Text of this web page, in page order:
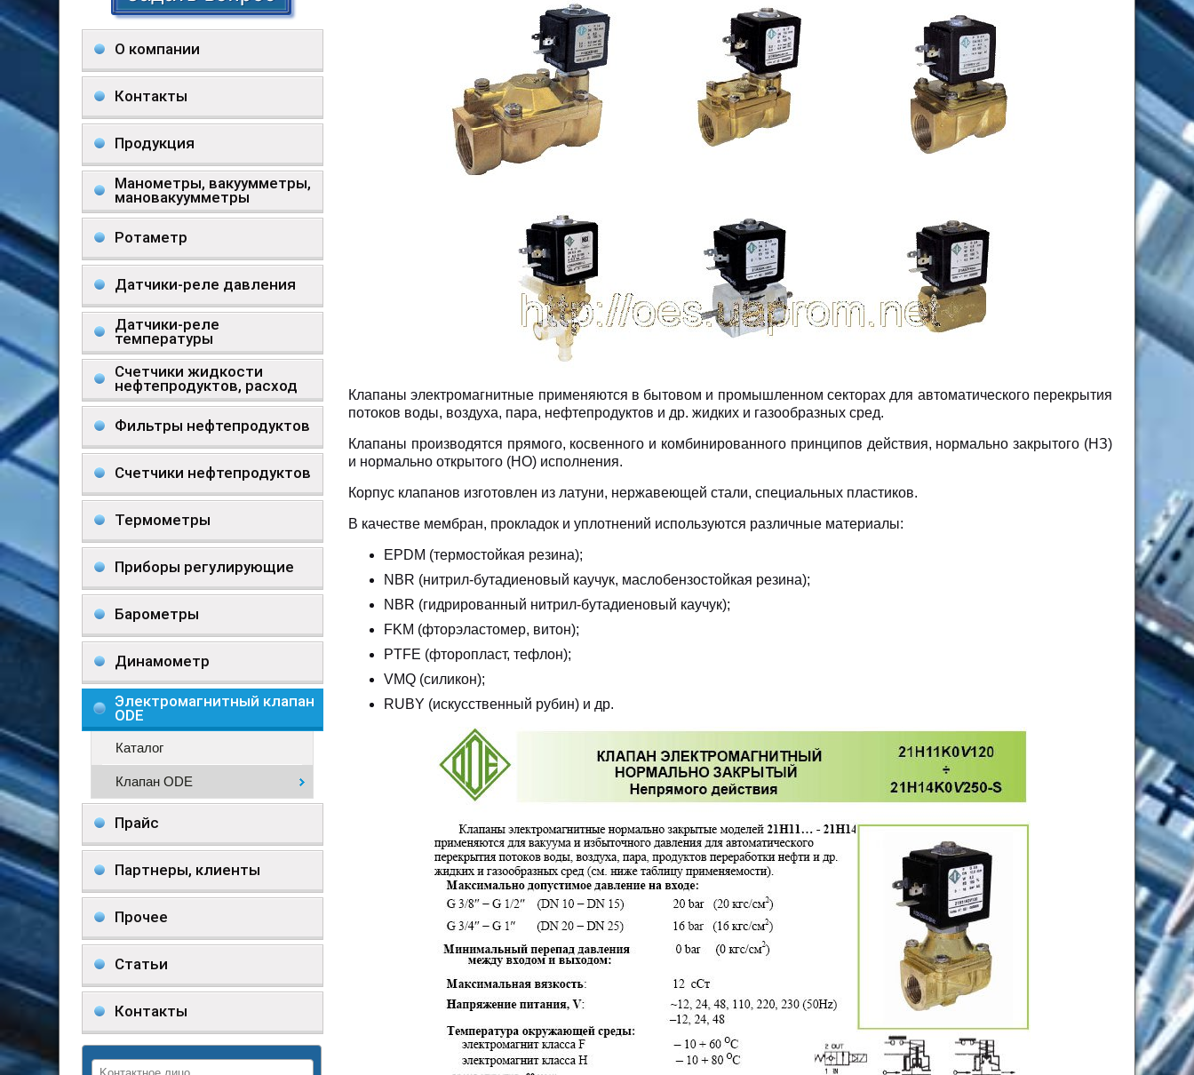
О компании
Контакты
Продукция
Манометры, вакуумметры,
мановакуумметры
Ротаметр
Датчики-реле давления
Датчики-реле
температуры
Счетчики жидкости
нефтепродуктов, расход
Фильтры нефтепродуктов
Счетчики нефтепродуктов
Термометры
Приборы регулирующие
Барометры
Динамометр
Электромагнитный клапан
ODE
Каталог
Клапан ODE
Прайс
Партнеры, клиенты
Прочее
Статьи
Контакты
Клапаны электромагнитные применяются в бытовом и промышленном секторах для автоматического перекрытия
потоков воды, воздуха, пара, нефтепродуктов и др. жидких и газообразных сред.
Клапаны производятся прямого, косвенного и комбинированного принципов действия, нормально закрытого (НЗ)
и нормально открытого (НО) исполнения.
Корпус клапанов изготовлен из латуни, нержавеющей стали, специальных пластиков.
В качестве мембран, прокладок и уплотнений используются различные материалы:
EPDM (термостойкая резина);
NBR (нитрил-бутадиеновый каучук, маслобензостойкая резина);
NBR (гидрированный нитрил-бутадиеновый каучук);
FKM (фторэластомер, витон);
PTFE (фторопласт, тефлон);
VMQ (силикон);
RUBY (искусственный рубин) и др.